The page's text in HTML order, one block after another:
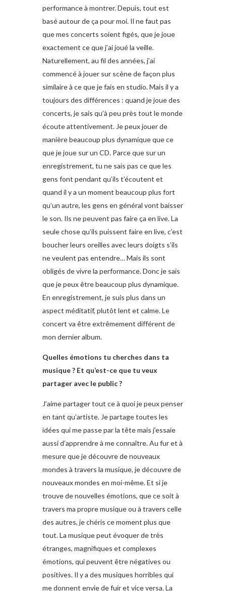
performance à montrer. Depuis, tout est
basé autour de ça pour moi. Il ne faut pas
que mes concerts soient figés, que je joue
exactement ce que j’ai joué la veille.
Naturellement, au fil des années, j’ai
commencé à jouer sur scène de façon plus
similaire à ce que je fais en studio. Mais il y a
toujours des différences : quand je joue des
concerts, je sais qu’à peu près tout le monde
écoute attentivement. Je peux jouer de
manière beaucoup plus dynamique que ce
que je joue sur un CD. Parce que sur un
enregistrement, tu ne sais pas ce que les
gens font pendant qu’ils t’écoutent et
quand il y a un moment beaucoup plus fort
qu’un autre, les gens en général vont baisser
le son. Ils ne peuvent pas faire ça en live. La
seule chose qu’ils puissent faire en live, c’est
boucher leurs oreilles avec leurs doigts s’ils
ne veulent pas entendre… Mais ils sont
obligés de vivre la performance. Donc je sais
que je peux être beaucoup plus dynamique.
En enregistrement, je suis plus dans un
aspect méditatif, plutôt lent et calme. Le
concert va être extrêmement différent de
mon dernier album.
Quelles émotions tu cherches dans ta
musique ? Et qu’est-ce que tu veux
partager avec le public ?
J’aime partager tout ce à quoi je peux penser
en tant qu’artiste. Je partage toutes les
idées qui me passe par la tête mais j’essaie
aussi d’apprendre à me connaître. Au fur et à
mesure que je découvre de nouveaux
mondes à travers la musique, je découvre de
nouveaux mondes en moi-même. Et si je
trouve de nouvelles émotions, que ce soit à
travers ma propre musique ou à travers celle
des autres, je chéris ce moment plus que
tout. La musique peut évoquer de très
étranges, magnifiques et complexes
émotions, qui peuvent être négatives ou
positives. Il y a des musiques horribles qui
me donnent envie de fuir et vice versa. La